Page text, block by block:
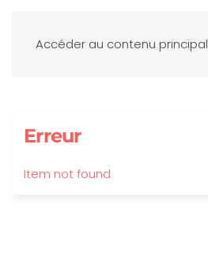
Accéder au contenu principal
Erreur
Item not found